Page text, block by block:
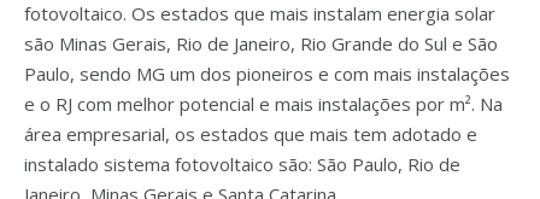
fotovoltaico. Os estados que mais instalam energia solar
são Minas Gerais, Rio de Janeiro, Rio Grande do Sul e São
Paulo, sendo MG um dos pioneiros e com mais instalações
e o RJ com melhor potencial e mais instalações por m². Na
área empresarial, os estados que mais tem adotado e
instalado sistema fotovoltaico são: São Paulo, Rio de